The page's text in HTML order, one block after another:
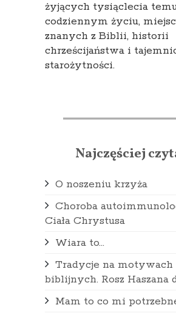
żyjących tysiąclecia
codziennym życiu,
znanych z Biblii, historii
chrześcijaństwa i
starożytności.
Najczęściej
O noszeniu krzyża
Choroba
Ciała Chrystusa
Wiara to...
Tradycje na motywach
biblijnych. Rosz Haszana
Mam to co mi